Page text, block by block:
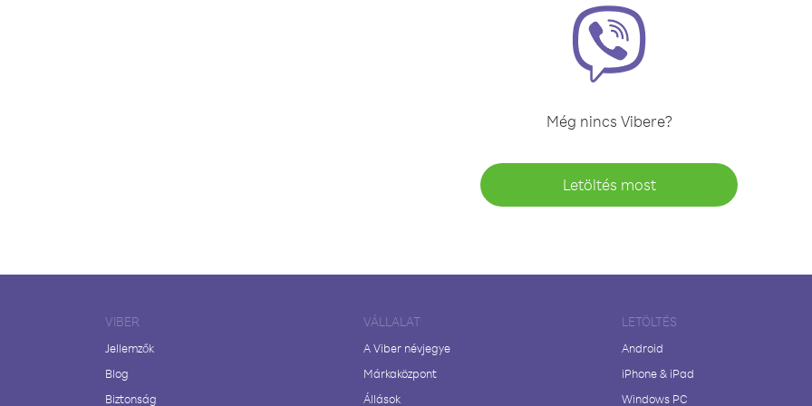
Még nincs Vibere?
Letöltés most
VIBER
Jellemzők
Blog
Biztonság
VÁLLALAT
A Viber névjegye
Márkaközpont
Állások
LETÖLTÉS
Android
iPhone & iPad
Windows PC